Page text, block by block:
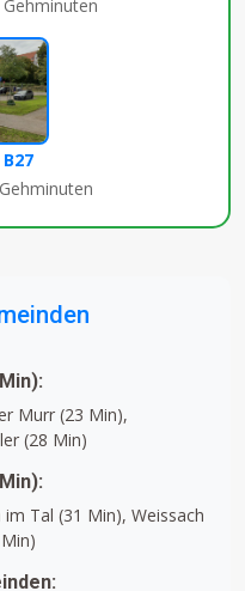
Gehminuten
Murr (23 Min),
(28 Min)
Tal (31 Min), Weissach